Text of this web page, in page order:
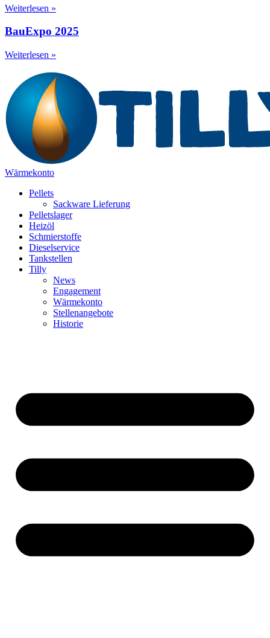
Weiterlesen »
BauExpo 2025
Weiterlesen »
Wärmekonto
Pellets
Sackware Lieferung
Pelletslager
Heizöl
Schmierstoffe
Dieselservice
Tankstellen
Tilly
News
Engagement
Wärmekonto
Stellenangebote
Historie